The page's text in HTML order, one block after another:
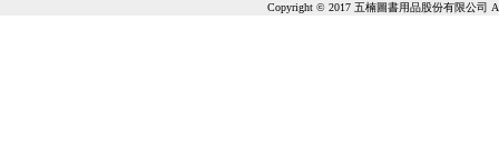
Copyright © 2017 五楠圖書用品股份有限公司